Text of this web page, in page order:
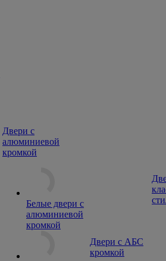
Двери с
алюминиевой
кромкой
Белые двери с
алюминиевой
кромкой
Двери с АБС
кромкой